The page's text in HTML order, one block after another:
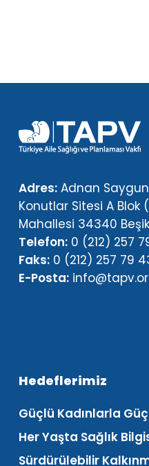
Adres:Adnan
Konutlar Sitesi A Blok
Mahallesi 34340
Telefon: 0 (212) 257
Faks:0 (212) 257 79
E-Posta:
Hedeflerimiz
Güçlü Kadınlarla
Her Yaşta Sağlık
Sürdürülebilir